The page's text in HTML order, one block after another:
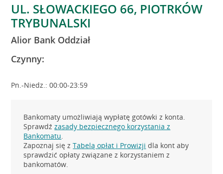
UL. SŁOWACKIEGO 66, PIOTRKÓW
TRYBUNALSKI
Alior Bank Oddział
Czynny:
Pn.-Niedz.: 00:00-23:59
Bankomaty umożliwiają wypłatę gotówki z konta.
Sprawdźzasady bezpiecznego korzystania z
Bankomatu.
Zapoznaj się zTabelą opłat i Prowizji dla kont aby
sprawdzić opłaty związane z korzystaniem z
bankomatów.